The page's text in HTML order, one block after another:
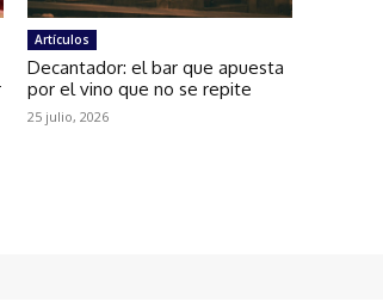
Artículos
Decantador: el bar que apuesta
por el vino que no se repite
25 julio, 2026